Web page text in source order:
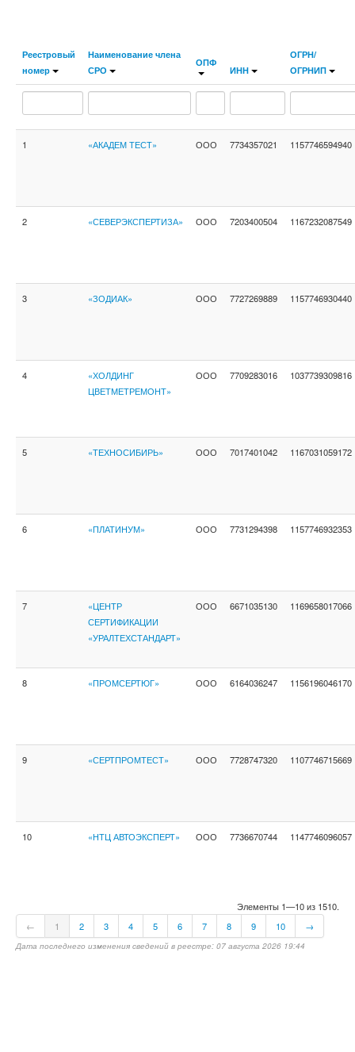
Реестровый
номер
Наименование члена
СРО
ОПФ
ИНН
ОГРН/
ОГРНИП
1 «АКАДЕМ ТЕСТ» ООО 7734357021 1157746594940
2 «СЕВЕРЭКСПЕРТИЗА» ООО 7203400504 1167232087549
3 «ЗОДИАК» ООО 7727269889 1157746930440
4
«ХОЛДИНГ
ЦВЕТМЕТРЕМОНТ»
ООО 7709283016 1037739309816
5 «ТЕХНОСИБИРЬ» ООО 7017401042 1167031059172
6 «ПЛАТИНУМ» ООО 7731294398 1157746932353
7
«ЦЕНТР
СЕРТИФИКАЦИИ
«УРАЛТЕХСТАНДАРТ»
ООО 6671035130 1169658017066
8 «ПРОМСЕРТЮГ» ООО 6164036247 1156196046170
9 «СЕРТПРОМТЕСТ» ООО 7728747320 1107746715669
10 «НТЦ АВТОЭКСПЕРТ» ООО 7736670744 1147746096057
Элементы 1—10 из 1510.
←
1 2 3 4 5 6 7 8 9 10 →
Дата последнего изменения сведений в реестре: 07 августа 2026 19:44